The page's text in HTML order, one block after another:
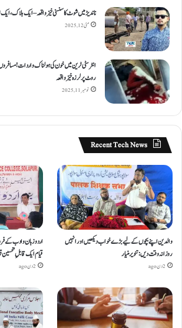
ناندیڑ میں شوٹ کا سنسنی خیز واقعہ – ایک ہلاک،
مئی 12, 2025
انٹر سٹی ٹرین میں خون کی ہولناک واردات!
روٹ پر لرزہ خیز واقعہ
نومبر 11, 2025
Recent Tech News
والدین اپنے بچوں کے لیے بڑے خواب دیکھیں اور انہیں
روزانہ وقت دیں : تنویر منیار
2 دن ago
اردو زبان و ادب کے
قیام ایک قابلِ
2 دن ago